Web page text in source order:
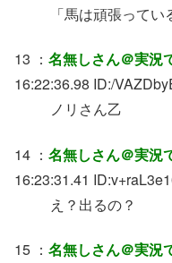
「馬は頑張ってい
13 ： 名無しさん＠実況
16:22:36.98 ID:/
ノリさん乙
14 ： 名無しさん＠実況
16:23:31.41
え？出るの？
15 ： 名無しさん＠実況